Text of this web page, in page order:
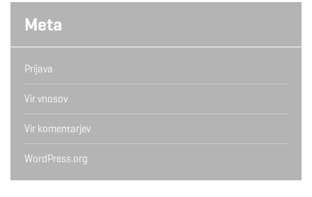
Meta
Prijava
Vir vnosov
Vir komentarjev
WordPress.org